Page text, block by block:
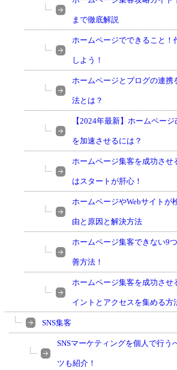
まで徹底解説
ホームページでできること！
しよう！
ホームページとブログの連携
法とは？
【2024年最新】ホームペー
を加速させるには？
ホームページ集客を成功させ
はスタートが肝心！
ホームページやWebサイトが
由と原因と解決方法
ホームページ集客できない9
善方法！
ホームページ集客を成功させ
イントとアクセスを集める方
SNS集客
SNSマーケティングを個人で行う
ツも紹介！